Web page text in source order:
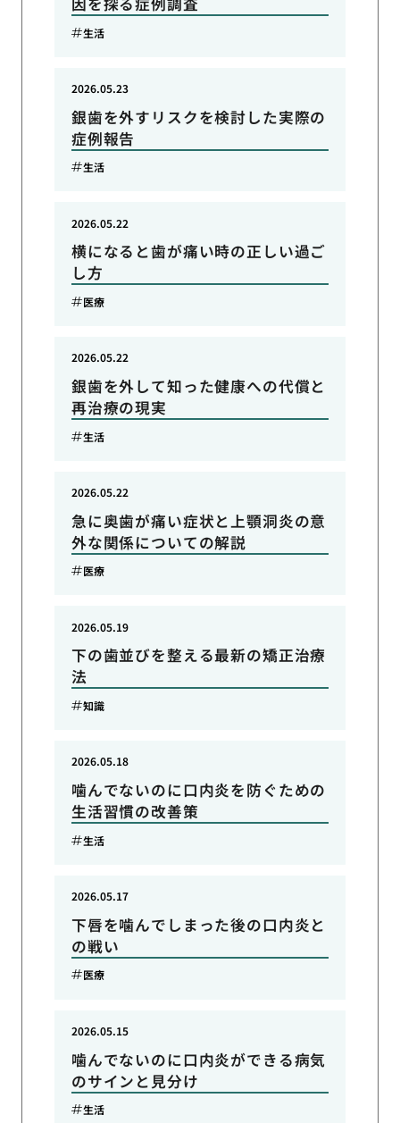
生活
銀歯を外すリスクを検討した実際の
症例報告
2026.05.23
生活
横になると歯が痛い時の正しい過ご
し方
2026.05.22
医療
銀歯を外して知った健康への代償と
再治療の現実
2026.05.22
生活
急に奥歯が痛い症状と上顎洞炎の意
外な関係についての解説
2026.05.22
医療
下の歯並びを整える最新の矯正治療
法
2026.05.19
知識
噛んでないのに口内炎を防ぐための
生活習慣の改善策
2026.05.18
生活
下唇を噛んでしまった後の口内炎と
の戦い
2026.05.17
医療
噛んでないのに口内炎ができる病気
のサインと見分け
2026.05.15
生活